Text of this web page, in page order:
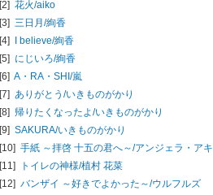
[2] 花火/aiko
[3] 三日月/絢香
[4]
I believe/絢香
[5] にじいろ/絢香
[6] A・RA・SHI/嵐
[7] ありがとう/いきものがかり
[8] 帰りたくなったよ/いきものがかり
[9] SAKURA/いきものがかり
[10] 手紙 ～拝啓 十五の君へ～/アンジェラ・アキ
[11]
トイレの神様/植村 花菜
[12] バンザイ ～好きでよかった～/ウルフルズ